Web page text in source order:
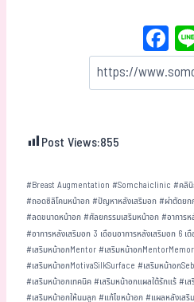
Fa
ce
bo
Post Views:855
#Breast Augmentation #Somchaiclinic #คลิ
#ถอดซิลิโคนหน้าอก#ปัญหาหลังเสริมอก#ผ่าตัดยก
#ลดขนาดหน้าอก#ศัลยกรรมเสริมหน้าอก#อาการ
#อาการหลังเสริมอก 3 เดือนอาการหลังเสริมอก 6 เ
#เสริมหน้าอกMentor#เสริมหน้าอก
#เสริมหน้าอกMotivaSilkSurface #เสริมหน้าอก
#เสริมหน้าอกเทคนิค#เสริมหน้าอกแผลใต้รักแร้#เ
#เสริมหน้าอกให้นมลูก#แก้ไขหน้าอก#แผลหลังเสริ